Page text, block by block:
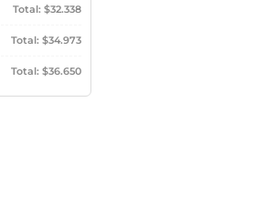
Total: $32.338
Total: $34.973
Total: $36.650